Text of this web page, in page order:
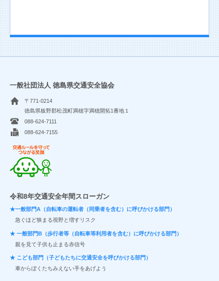
一般社団法人 徳島県交通安全協会
〒771-0214
徳島県板野郡松茂町満穂字満穂開拓1番地１
088-624-7111
088-624-7155
令和8年交通安全年間スローガン
★一般部門A（自転車の運転者（同乗者を含む）に呼びかける部門）
急ぐほど狭まる視野と増すリスク
★ 一般部門B（歩行者等（自転車等利用者を含む）に呼びかける部門）
親を見て子供も止まる赤信号
★ こども部門（子どもたちに交通安全を呼びかける部門）
車からぼくたちみえない手をあげよう